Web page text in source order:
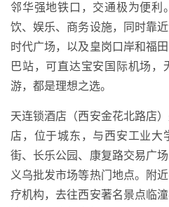
邻华强地铁口，交通极为便利
饮、娱乐、商务设施，同时靠
时代广场，以及皇岗口岸和福
巴站，可直达宝安国际机场
游，都是理想之选。
天连锁酒店（西安金花北路店
店，位于城东，与西安工业大
街、长乐公园、康复路交易广
义乌批发市场等热门地点。附
疗机构，去往西安著名景点临